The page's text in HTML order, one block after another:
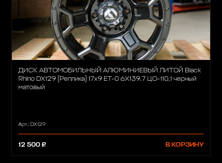
ДИСК АВТОМОБИЛЬНЫЙ АЛЮМИНИЕВЫЙ ЛИТОЙ Black
Rhino DX129 (Реплика) 17х9 ET-0 6X139.7 ЦО-110,1 черный
матовый
Арт.: DX129
12 500 ₽ В КОРЗИНУ